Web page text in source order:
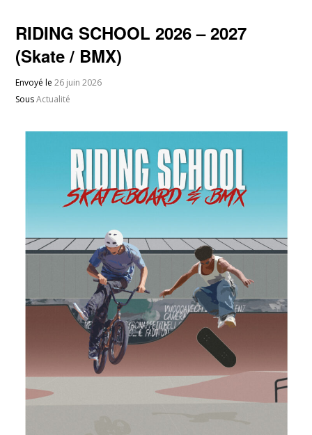
RIDING SCHOOL 2026 – 2027
(Skate / BMX)
Envoyé le26 juin 2026
SousActualité